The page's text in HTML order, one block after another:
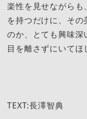
楽性を見せながら
を持つだけに、その
のか、とても興味深
目を離さずにいてほ
TEXT:長澤智典